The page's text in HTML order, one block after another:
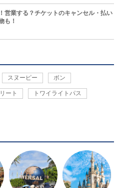
営業する？チケットのキャンセル・払い
も！
スヌーピー ボン
ート トワイライトパス